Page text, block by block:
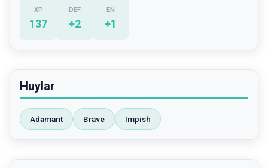
XP
137
DEF
+2
EN
+1
Huylar
Adamant Brave Impish